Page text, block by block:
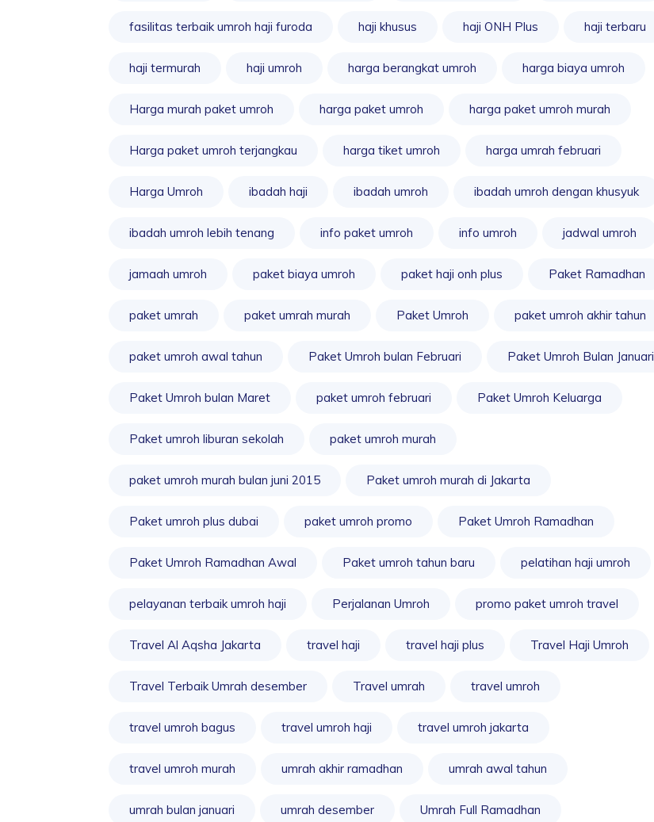
fasilitas terbaik umroh haji furoda haji khusus haji ONH Plus haji terbaru
haji termurah haji umroh harga berangkat umroh harga biaya umroh
Harga murah paket umroh harga paket umroh harga paket umroh murah
Harga paket umroh terjangkau harga tiket umroh harga umrah februari
Harga Umroh ibadah haji ibadah umroh ibadah umroh dengan khusyuk
ibadah umroh lebih tenang info paket umroh info umroh jadwal umroh
jamaah umroh paket biaya umroh paket haji onh plus Paket Ramadhan
paket umrah paket umrah murah Paket Umroh paket umroh akhir tahun
paket umroh awal tahun Paket Umroh bulan Februari Paket Umroh Bulan Januari
Paket Umroh bulan Maret paket umroh februari Paket Umroh Keluarga
Paket umroh liburan sekolah paket umroh murah
paket umroh murah bulan juni 2015 Paket umroh murah di Jakarta
Paket umroh plus dubai paket umroh promo Paket Umroh Ramadhan
Paket Umroh Ramadhan Awal Paket umroh tahun baru pelatihan haji umroh
pelayanan terbaik umroh haji Perjalanan Umroh promo paket umroh travel
Travel Al Aqsha Jakarta travel haji travel haji plus Travel Haji Umroh
Travel Terbaik Umrah desember Travel umrah travel umroh
travel umroh bagus travel umroh haji travel umroh jakarta
travel umroh murah umrah akhir ramadhan umrah awal tahun
umrah bulan januari umrah desember Umrah Full Ramadhan